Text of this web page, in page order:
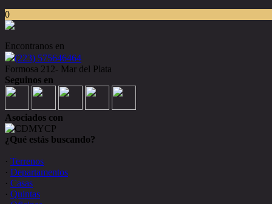
0
Encontranos en
(223) 575646464
Formosa 212- Mar del Plata
Seguinos en
Asociados con
¿Qué estás buscando?
· Terrenos
· Departamentos
· Casas
· Quintas